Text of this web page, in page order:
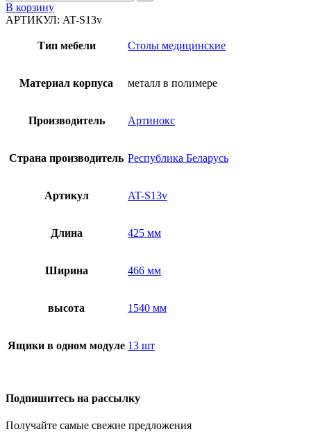
В корзину
АРТИКУЛ: AT-S13v
Тип мебели Столы медицинские
Материал корпуса металл в полимере
Производитель Артинокс
Страна производитель Республика Беларусь
Артикул AT-S13v
Длина 425 мм
Ширина 466 мм
высота 1540 мм
Ящики в одном модуле 13 шт
Подпишитесь на рассылку
Получайте самые свежие предложения